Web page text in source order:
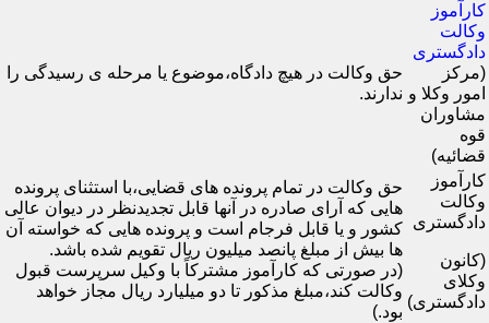
کارآموز
وکالت
دادگستری
(مرکز
امور وکلا و
مشاوران
قوه
قضائیه)
حق وکالت در هیچ دادگاه،موضوع یا مرحله ی رسیدگی را
ندارند.
کارآموز
وکالت
دادگستری
(کانون
وکلای
دادگستری)
حق وکالت در تمام پرونده های قضایی،با استثنای پرونده
هایی که آرای صادره در آنها قابل تجدیدنظر در دیوان عالی
کشور و یا قابل فرجام است و پرونده هایی که خواسته آن
ها بیش از مبلغ پانصد میلیون ریال تقویم شده باشد.
(در صورتی که کارآموز مشترکاً با وکیل سرپرست قبول
وکالت کند،مبلغ مذکور تا دو میلیارد ریال مجاز خواهد
بود.)